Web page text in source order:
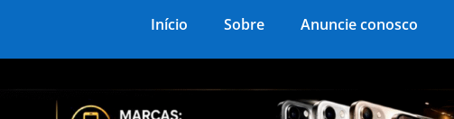
Início Sobre Anuncie conosco